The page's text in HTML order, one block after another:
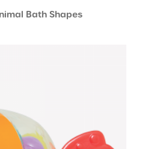
Bath Shapes